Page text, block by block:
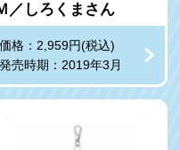
／しろくまさん
価格：2,959円(税込)
発売時期：2019年3月